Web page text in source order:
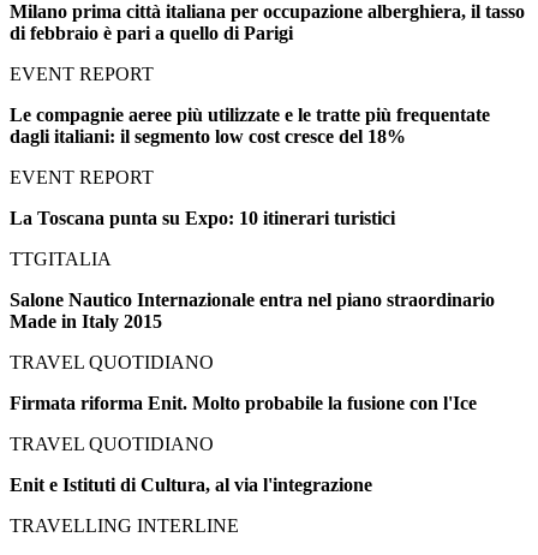
Milano prima città italiana per occupazione alberghiera, il tasso
di febbraio è pari a quello di Parigi
EVENT REPORT
Le compagnie aeree più utilizzate e le tratte più frequentate
dagli italiani: il segmento low cost cresce del 18%
EVENT REPORT
La Toscana punta su Expo: 10 itinerari turistici
TTGITALIA
Salone Nautico Internazionale entra nel piano straordinario
Made in Italy 2015
TRAVEL QUOTIDIANO
Firmata riforma Enit. Molto probabile la fusione con l'Ice
TRAVEL QUOTIDIANO
Enit e Istituti di Cultura, al via l'integrazione
TRAVELLING INTERLINE